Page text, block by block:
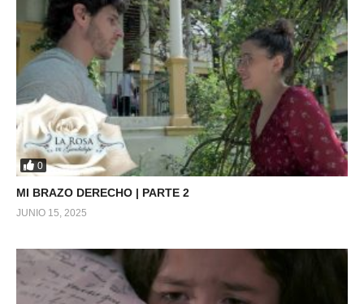
0
MI BRAZO DERECHO | PARTE 2
JUNIO 15, 2025